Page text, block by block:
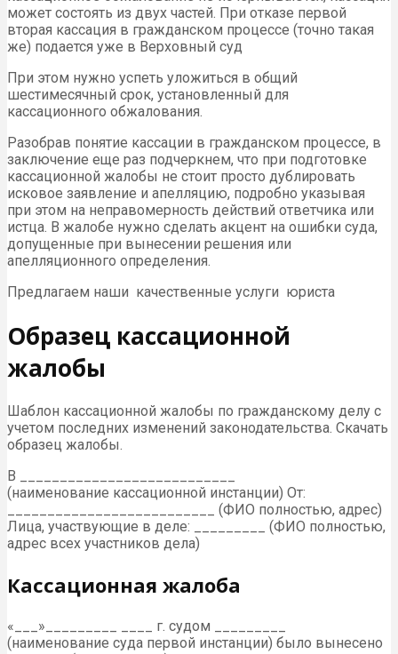
может состоять из двух частей. При отказе первой
вторая кассация в гражданском процессе (точно такая
же) подается уже в Верховный суд
При этом нужно успеть уложиться в общий
шестимесячный срок, установленный для
кассационного обжалования.
Разобрав понятие кассации в гражданском процессе, в
заключение еще раз подчеркнем, что при подготовке
кассационной жалобы не стоит просто дублировать
исковое заявление и апелляцию, подробно указывая
при этом на неправомерность действий ответчика или
истца. В жалобе нужно сделать акцент на ошибки суда,
допущенные при вынесении решения или
апелляционного определения.
Предлагаем наши качественные услуги юриста
Образец кассационной
жалобы
Шаблон кассационной жалобы по гражданскому делу с
учетом последних изменений законодательства. Скачать
образец жалобы.
В ___________________________
(наименование кассационной инстанции) От:
__________________________ (ФИО полностью, адрес)
Лица, участвующие в деле: _________ (ФИО полностью,
адрес всех участников дела)
Кассационная жалоба
«___»_________ ____ г. судом _________
(наименование суда первой инстанции) было вынесено